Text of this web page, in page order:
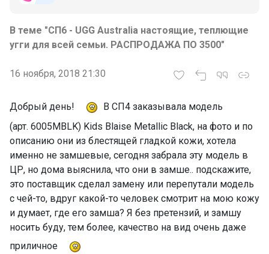
В теме "СП6 - UGG Australia настоящие, теплющие
угги для всей семьи. РАСПРОДАЖА ПО 3500"
16 ноября, 2018 21:30
Добрый день!
В СП4 заказывала модель
(арт. 6005MBLK) Kids Blaise Metallic Black, на фото и по
описанию они из блестящей гладкой кожи, хотела
именно не замшевые, сегодня забрала эту модель в
ЦР, но дома выяснила, что они в замше.. подскажите,
это поставщик сделал замену или перепутали модель
с чей-то, вдруг какой-то человек смотрит на мою кожу
и думает, где его замша? Я без претензий, и замшу
носить буду, тем более, качество на вид очень даже
приличное